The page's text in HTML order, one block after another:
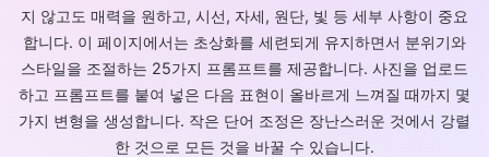
지 않고도 매력을 원하고, 시선, 자세, 원단, 빛 등 세부 사항이 중요
합니다. 이 페이지에서는 초상화를 세련되게 유지하면서 분위기와
스타일을 조절하는 25가지 프롬프트를 제공합니다. 사진을 업로드
하고 프롬프트를 붙여 넣은 다음 표현이 올바르게 느껴질 때까지 몇
가지 변형을 생성합니다. 작은 단어 조정은 장난스러운 것에서 강렬
한 것으로 모든 것을 바꿀 수 있습니다.